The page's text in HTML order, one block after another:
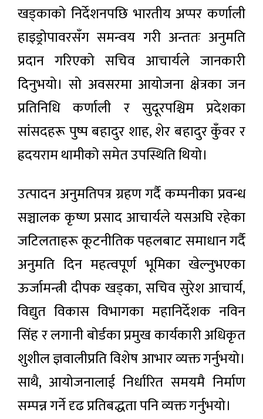
खड्काको निर्देशनपछि भारतीय अप्पर कर्णाली
हाइड्रोपावरसँग समन्वय गरी अन्ततः अनुमति
प्रदान गरिएको सचिव आचार्यले जानकारी
दिनुभयो। सो अवसरमा आयोजना क्षेत्रका जन
प्रतिनिधि कर्णाली र सुदूरपश्चिम प्रदेशका
सांसदहरू पुष्प बहादुर शाह, शेर बहादुर कुँवर र
ह्रदयराम थामीको समेत उपस्थिति थियो।
उत्पादन अनुमतिपत्र ग्रहण गर्दै कम्पनीका प्रवन्ध
सञ्चालक कृष्ण प्रसाद आचार्यले यसअघि रहेका
जटिलताहरू कूटनीतिक पहलबाट समाधान गर्दै
अनुमति दिन महत्वपूर्ण भूमिका खेल्नुभएका
ऊर्जामन्त्री दीपक खड्का, सचिव सुरेश आचार्य,
विद्युत विकास विभागका महानिर्देशक नविन
सिंह र लगानी बोर्डका प्रमुख कार्यकारी अधिकृत
शुशील ज्ञवालीप्रति विशेष आभार व्यक्त गर्नुभयो।
साथै, आयोजनालाई निर्धारित समयमै निर्माण
सम्पन्न गर्ने दृढ प्रतिबद्धता पनि व्यक्त गर्नुभयो।